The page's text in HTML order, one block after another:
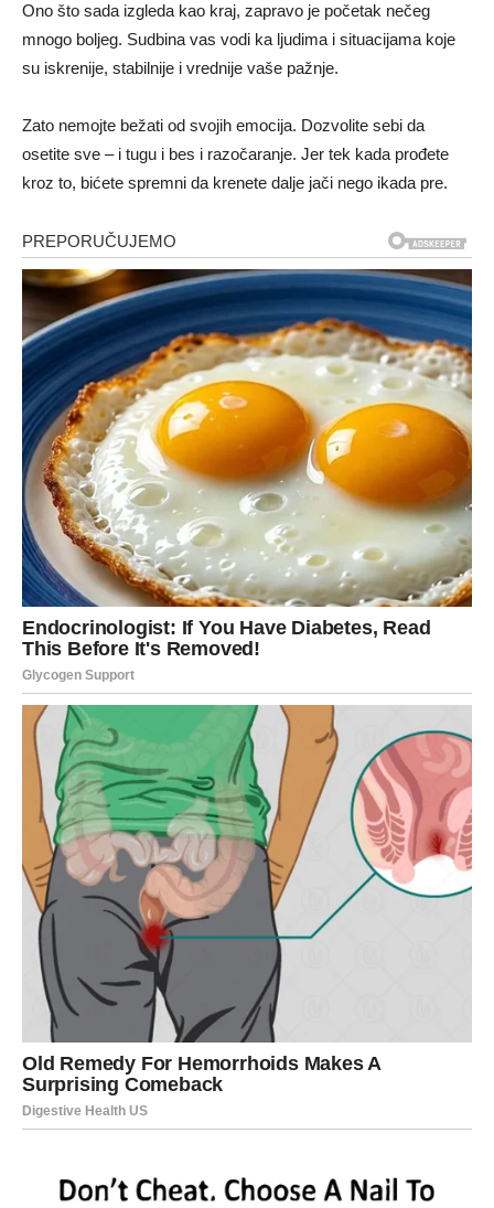
Ono što sada izgleda kao kraj, zapravo je početak nečeg
mnogo boljeg. Sudbina vas vodi ka ljudima i situacijama koje
su iskrenije, stabilnije i vrednije vaše pažnje.
Zato nemojte bežati od svojih emocija. Dozvolite sebi da
osetite sve – i tugu i bes i razočaranje. Jer tek kada prođete
kroz to, bićete spremni da krenete dalje jači nego ikada pre.